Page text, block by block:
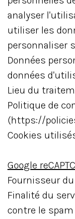
analyser
utiliser les
personnaliser
Données
données
Lieu du
Politique de
(https://
Cookies
Google
Fournisseur du
Finalité du
contre le spam